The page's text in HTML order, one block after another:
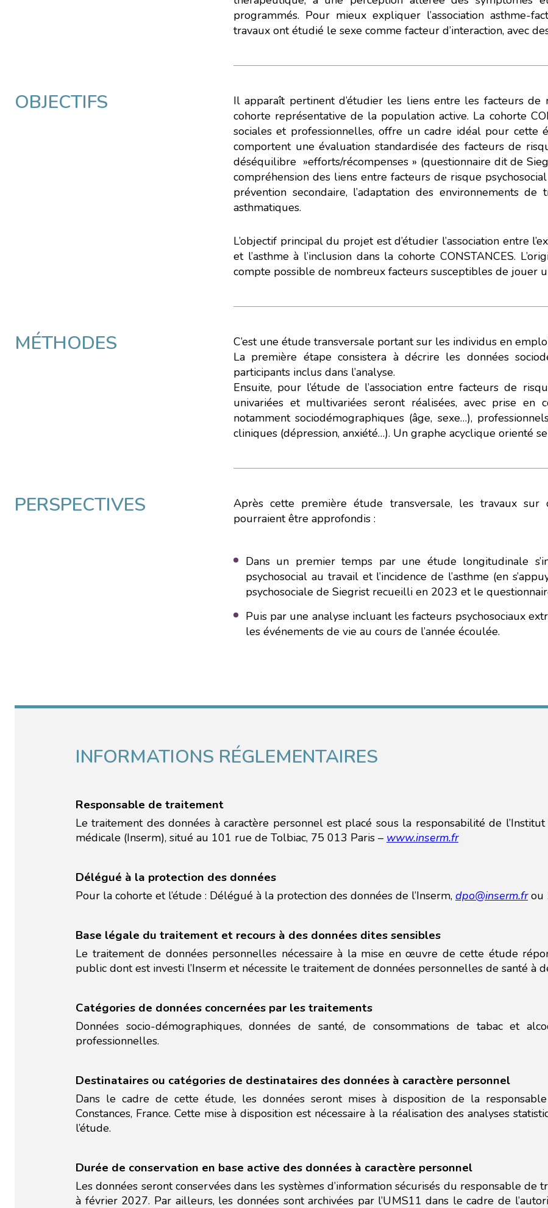
Nous avons développé ce site Internet dans le cadre d’une démarche forte
Si vous aussi vous souhaitez diminuer drastiquement les besoins énergétiques nécessaires à
le parcourir dans son Mode Eco. Celui-ci sollicitera très peu nos serveurs et vous deviendrez
l’écoconception.
Merci pour votre contribution !
programmés. Pour mieux expliquer l’association asthme-
travaux ont étudié le sexe comme facteur d’interaction, avec
OBJECTIFS
Il apparaît pertinent d’étudier les liens entre les facteurs de
cohorte représentative de la population active. La cohorte
sociales et professionnelles, offre un cadre idéal pour cette
comportent une évaluation standardisée des facteurs de
déséquilibre »efforts/récompenses » (questionnaire dit de
compréhension des liens entre facteurs de risque
prévention secondaire, l’adaptation des environnements
asthmatiques.
L’objectif principal du projet est d’étudier l’association entre
et l’asthme à l’inclusion dans la cohorte CONSTANCES.
compte possible de nombreux facteurs susceptibles de jouer
MÉTHODES
C’est une étude transversale portant sur les individus en
La première étape consistera à décrire les données
participants inclus dans l’analyse.
Ensuite, pour l’étude de l’association entre facteurs de
univariées et multivariées seront réalisées, avec prise en
notamment sociodémographiques (âge, sexe…),
cliniques (dépression, anxiété…). Un graphe acyclique orienté
PERSPECTIVES
Après cette première étude transversale, les travaux sur
pourraient être approfondis :
Dans un premier temps par une étude longitudinale
psychosocial au travail et l’incidence de l’asthme (en
psychosociale de Siegrist recueilli en 2023 et le
Puis par une analyse incluant les facteurs psychosociaux
les événements de vie au cours de l’année écoulée.
INFORMATIONS RÉGLEMENTAIRES
Responsable de traitement
Le traitement des données à caractère personnel est placé sous la responsabilité de
médicale (Inserm), situé au 101 rue de Tolbiac, 75 013 Paris – www.inserm.fr
Délégué à la protection des données
Pour la cohorte et l’étude : Délégué à la protection des données de l’Inserm, dpo@inserm.frou
Base légale du traitement et recours à des données dites sensibles
Le traitement de données personnelles nécessaire à la mise en œuvre de cette étude
public dont est investi l’Inserm et nécessite le traitement de données personnelles de santé à
Catégories de données concernées par les traitements
Données socio-démographiques, données de santé, de consommations de tabac et
professionnelles.
Destinataires ou catégories de destinataires des données à caractère personnel
Dans le cadre de cette étude, les données seront mises à disposition de la responsable
Constances, France. Cette mise à disposition est nécessaire à la réalisation des analyses
l’étude.
Durée de conservation en base active des données à caractère personnel
Les données seront conservées dans les systèmes d’information sécurisés du responsable
à février 2027. Par ailleurs, les données sont archivées par l’UMS11 dans le cadre de